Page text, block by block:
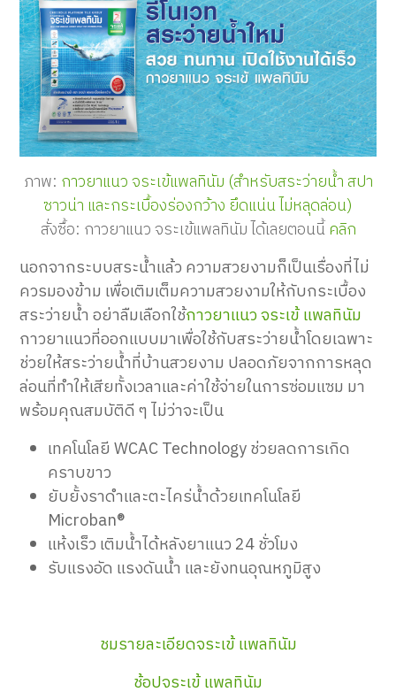
ภาพ: กาวยาแนว จระเข้แพลทินัม (สำหรับสระว่ายน้ำ สปา
ซาวน่า และกระเบื้องร่องกว้าง ยึดแน่น ไม่หลุดล่อน)
สั่งซื้อ: กาวยาแนว จระเข้แพลทินัม ได้เลยตอนนี้คลิก
นอกจากระบบสระน้ำแล้ว ความสวยงามก็เป็นเรื่องที่ไม่
ควรมองข้าม เพื่อเติมเต็มความสวยงามให้กับกระเบื้อง
สระว่ายน้ำ อย่าลืมเลือกใช้กาวยาแนว จระเข้ แพลทินัม
กาวยาแนวที่ออกแบบมาเพื่อใช้กับสระว่ายน้ำโดยเฉพาะ
ช่วยให้สระว่ายน้ำที่บ้านสวยงาม ปลอดภัยจากการหลุด
ล่อนที่ทำให้เสียทั้งเวลาและค่าใช้จ่ายในการซ่อมแซม มา
พร้อมคุณสมบัติดี ๆ ไม่ว่าจะเป็น
เทคโนโลยี WCAC Technology ช่วยลดการเกิด
คราบขาว
ยับยั้งราดำและตะไคร่น้ำด้วยเทคโนโลยี
Microban®
แห้งเร็ว เติมน้ำได้หลังยาแนว 24 ชั่วโมง
รับแรงอัด แรงดันน้ำ และยังทนอุณหภูมิสูง
ชมรายละเอียดจระเข้ แพลทินัม
ช้อปจระเข้ แพลทินัม